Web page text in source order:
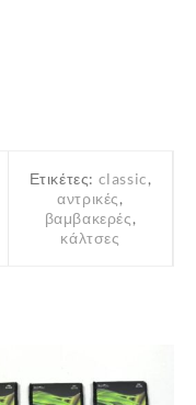
Ετικέτες: classic,
αντρικές,
βαμβακερές,
κάλτσες